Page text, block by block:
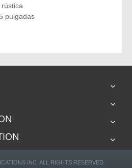
pulgadas
INC. ALL RIGHTS RESERVED.